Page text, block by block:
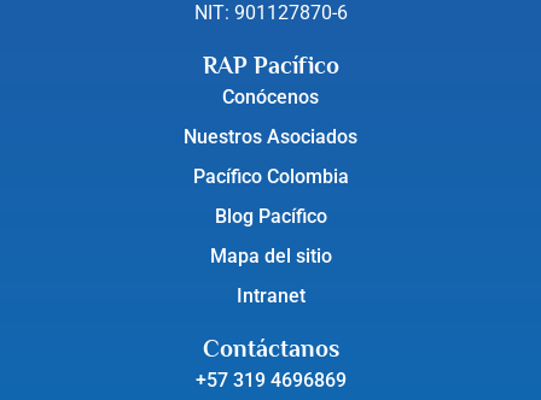
NIT: 901127870-6
RAP Pacífico
Conócenos
Nuestros Asociados
Pacífico Colombia
Blog Pacífico
Mapa del sitio
Intranet
Contáctanos
+57 319 4696869